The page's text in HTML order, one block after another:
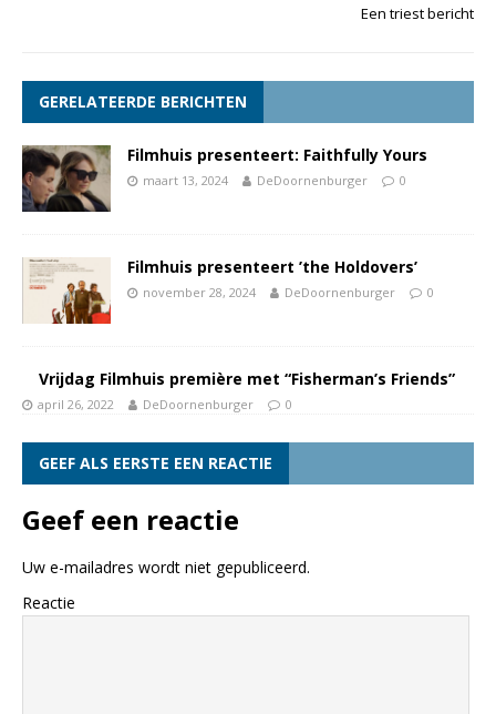
Een triest bericht
GERELATEERDE BERICHTEN
Filmhuis presenteert: Faithfully Yours
maart 13, 2024 DeDoornenburger 0
Filmhuis presenteert ’the Holdovers’
november 28, 2024 DeDoornenburger 0
Vrijdag Filmhuis première met “Fisherman’s Friends”
april 26, 2022 DeDoornenburger 0
GEEF ALS EERSTE EEN REACTIE
Geef een reactie
Uw e-mailadres wordt niet gepubliceerd.
Reactie